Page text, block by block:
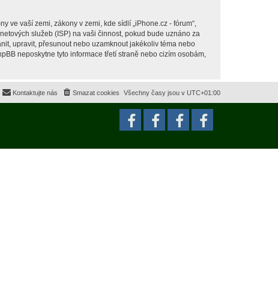
ve vaší zemi, zákony v zemi, kde sídlí „iPhone.cz - fórum“,
služeb (ISP) na vaši činnost, pokud bude uznáno za
upravit, přesunout nebo uzamknout jakékoliv téma nebo
neposkytne tyto informace třetí straně nebo cizím osobám,
Všechny časy jsou v UTC+01:00
Smazat cookies
Kontaktujte nás